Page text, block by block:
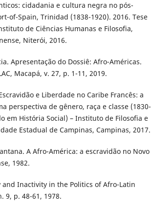
cidadania e cultura negra no pós-
of-Spain, Trinidad (1838-1920). 2016. Tese
de Ciências Humanas e Filosofia,
Niterói, 2016.
Apresentação do Dossiê: Afro-Américas.
Macapá, v. 27, p. 1-11, 2019.
e Liberdade no Caribe Francês: a
perspectiva de gênero, raça e classe (1830-
em História Social) – Instituto de Filosofia e
Estadual de Campinas, Campinas, 2017.
A Afro-América: a escravidão no Novo
1982.
and Inactivity in the Politics of Afro-Latin
9, p. 48-61, 1978.